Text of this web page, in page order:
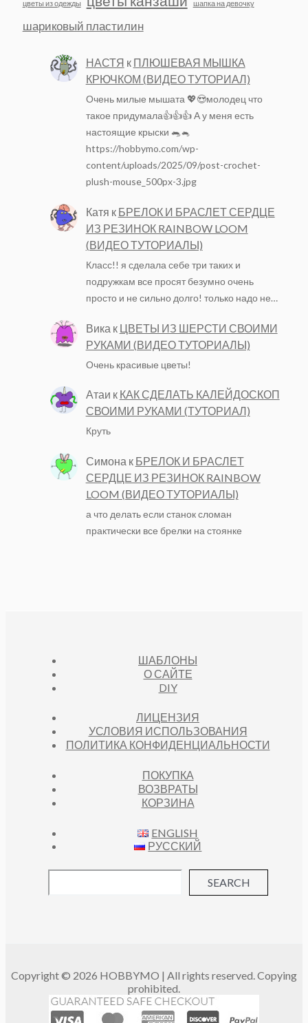
цветы из одежды шапка на девочку
шариковый пластилин
НАСТЯ к ПЛЮШЕВАЯ МЫШКА
КРЮЧКОМ (ВИДЕО ТУТОРИАЛ)
Очень милые мышата 💖😍молодец что
такое придумала👍👍👍 А у меня есть
настоящие крыски 🐀🐁
https://hobbymo.com/wp-
content/uploads/2025/09/post-crochet-
plush-mouse_500px-3.jpg
Катя к БРЕЛОК И БРАСЛЕТ СЕРДЦЕ
ИЗ РЕЗИНОК RAINBOW LOOM
(ВИДЕО ТУТОРИАЛЫ)
Класс!! я сделала себе три таких и
подружкам все просят безумно очень
просто и не сильно долго! только надо не…
Вика к ЦВЕТЫ ИЗ ШЕРСТИ СВОИМИ
РУКАМИ (ВИДЕО ТУТОРИАЛЫ)
Очень красивые цветы!
Атаи к КАК СДЕЛАТЬ КАЛЕЙДОСКОП
СВОИМИ РУКАМИ (ТУТОРИАЛ)
Круть
Симона к БРЕЛОК И БРАСЛЕТ
СЕРДЦЕ ИЗ РЕЗИНОК RAINBOW
LOOM (ВИДЕО ТУТОРИАЛЫ)
а что делать если станок сломан
практически все брелки на стоянке
ШАБЛОНЫ
О САЙТЕ
DIY
ЛИЦЕНЗИЯ
УСЛОВИЯ ИСПОЛЬЗОВАНИЯ
ПОЛИТИКА КОНФИДЕНЦИАЛЬНОСТИ
ПОКУПКА
ВОЗВРАТЫ
КОРЗИНА
ENGLISH
РУССКИЙ
SEARCH
Copyright © 2026 HOBBYMO | All rights reserved. Copying
prohibited.